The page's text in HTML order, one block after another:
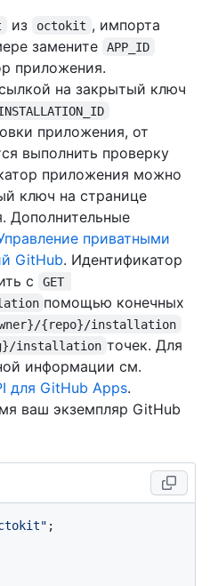
из octokit , импорта
замените APP_ID
приложения.
на закрытый ключ
приложения, от
выполнить проверку
приложения можно
ключ на странице
Дополнительные
приватными
GitHub. Идентификатор
с
GET
помощью конечных
{repo}/installation
installation точек. Для
информации см.
для GitHub Apps.
ваш экземпляр GitHub
;